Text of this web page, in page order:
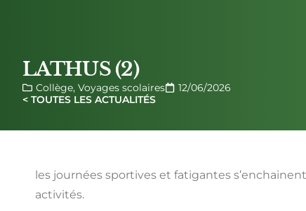
LATHUS (2)
Collège, Voyages scolaires
12/06/2026
< TOUTES LES ACTUALITÉS
les journées sportives et fatigantes
activités.